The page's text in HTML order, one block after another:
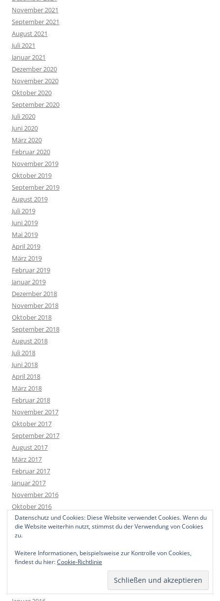
November 2021
September 2021
August 2021
Juli 2021
Januar 2021
Dezember 2020
November 2020
Oktober 2020
September 2020
Juli 2020
Juni 2020
März 2020
Februar 2020
November 2019
Oktober 2019
September 2019
August 2019
Juli 2019
Juni 2019
Mai 2019
April 2019
März 2019
Februar 2019
Januar 2019
Dezember 2018
November 2018
Oktober 2018
September 2018
August 2018
Juli 2018
Juni 2018
April 2018
März 2018
Februar 2018
November 2017
Oktober 2017
September 2017
August 2017
März 2017
Februar 2017
Januar 2017
November 2016
Oktober 2016
August 2016
Juli 2016
Mai 2016
April 2016
Datenschutz und Cookies: Diese Website verwendet Cookies. Wenn du
die Website weiterhin nutzt, stimmst du der Verwendung von Cookies
zu.
Weitere Informationen, beispielsweise zur Kontrolle von Cookies,
findest du hier:Cookie-Richtlinie